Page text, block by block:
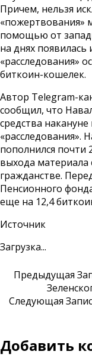
Причем, нельзя
«пожертвования»
помощью от
на днях
«расследования»
биткоин-кошелек.
Автор Telegram-
сообщил, что
средства
«расследования».
пополнился почти
выхода материала
гражданстве.
Пенсионного
еще на 12,4
Источник
Загрузка...
Предыдущая
Следующая
Добавить